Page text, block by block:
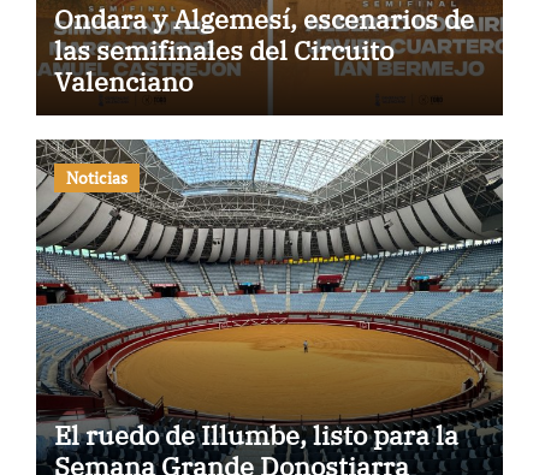
Ondara y Algemesí, escenarios de
las semifinales del Circuito
Valenciano
Noticias
El ruedo de Illumbe, listo para la
Semana Grande Donostiarra